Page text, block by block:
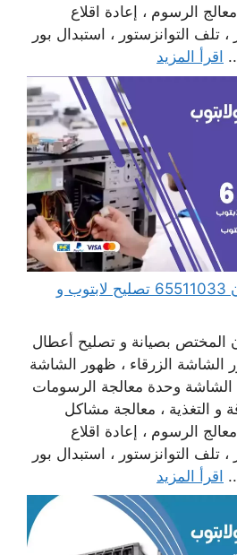
الرسوم ، إعادة اقلاع
التوانزستور ، استبدال بور
اقرأ المزيد
مهندس كمبيوتر صبحان 65511033 تصليح لابتوب و
المختص بصيانة و تصليح أعطال
الشاشة الزرقاء ، ظهور الشاشة
وحدة معالجة الرسومات
و التغذية ، معالجة مشاكل
الرسوم ، إعادة اقلاع
التوانزستور ، استبدال بور
اقرأ المزيد